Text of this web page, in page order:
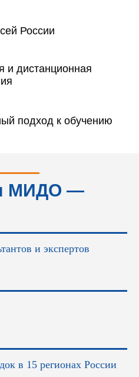
России
и дистанционная
подход к обучению
МИДО —
и экспертов
в 15 регионах России